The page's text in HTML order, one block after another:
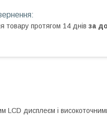
товару протягом 14 днів за
LCD дисплеєм і